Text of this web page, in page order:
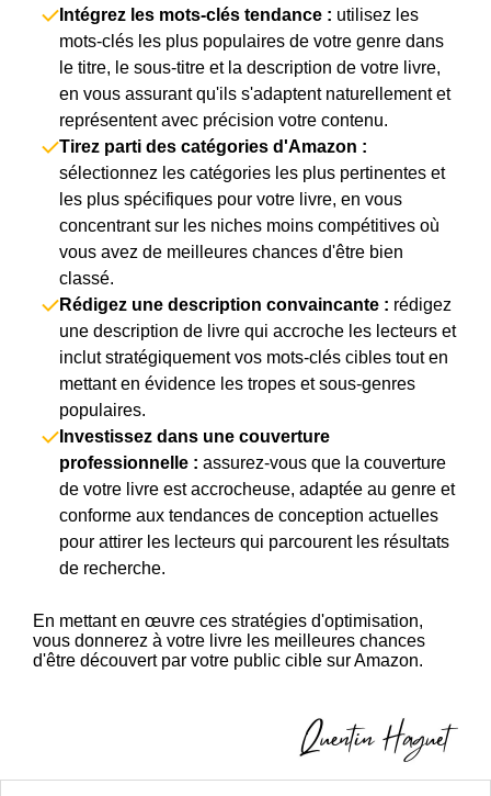
Intégrez les mots-clés tendance : utilisez les
mots-clés les plus populaires de votre genre dans
le titre, le sous-titre et la description de votre livre,
en vous assurant qu'ils s'adaptent naturellement et
représentent avec précision votre contenu.
Tirez parti des catégories d'Amazon :
sélectionnez les catégories les plus pertinentes et
les plus spécifiques pour votre livre, en vous
concentrant sur les niches moins compétitives où
vous avez de meilleures chances d'être bien
classé.
Rédigez une description convaincante : rédigez
une description de livre qui accroche les lecteurs et
inclut stratégiquement vos mots-clés cibles tout en
mettant en évidence les tropes et sous-genres
populaires.
Investissez dans une couverture
professionnelle : assurez-vous que la couverture
de votre livre est accrocheuse, adaptée au genre et
conforme aux tendances de conception actuelles
pour attirer les lecteurs qui parcourent les résultats
de recherche.
En mettant en œuvre ces stratégies d'optimisation,
vous donnerez à votre livre les meilleures chances
d'être découvert par votre public cible sur Amazon.